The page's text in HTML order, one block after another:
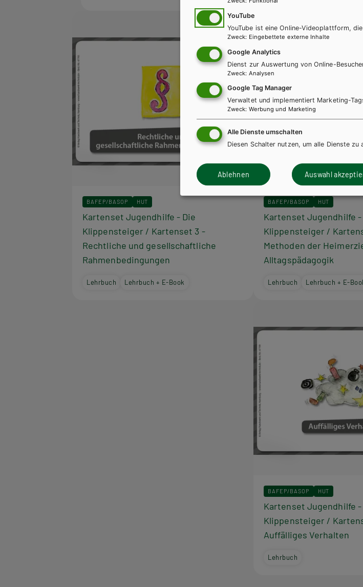
BAFEP/BASOP HUT
Kartenset Jugendhilfe - Die
Klippensteiger / Kartenset 3 -
Rechtliche und gesellschaftliche
Rahmenbedingungen
Lehrbuch Lehrbuch + E-Book
BAFEP/BASOP HUT
Kartenset Jugendhilfe -
Klippensteiger /
Methoden der
Alltagspädagogik
Lehrbuch Lehrbuch + E-
BAFEP/BASOP HUT
Kartenset Jugendhilfe -
Klippensteiger /
Auffälliges Verhalten
Lehrbuch
YouTube
YouTube ist eine Online-Videoplattform,
Zweck: Eingebettete externe Inhalte
Google Analytics
Dienst zur Auswertung von Online-
Zweck: Analysen
Google Tag Manager
Verwaltet und implementiert Marketing-
Zweck: Werbung und Marketing
Alle Dienste umschalten
Diesen Schalter nutzen, um alle Dienste zu
Ablehnen Auswahl